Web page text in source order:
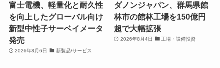
富士電機、軽量化と耐久性
を向上したグローバル向け
新型中性子サーベイメータ
発売
2026年8月6日 新製品/サービス
ダノンジャパン、群馬県館
林市の館林工場を150億円
超で大幅拡張
2026年8月4日 工場・設備投資